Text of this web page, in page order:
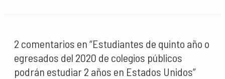
2 comentarios en “Estudiantes de quinto año o
egresados del 2020 de colegios públicos
podrán estudiar 2 años en Estados Unidos”